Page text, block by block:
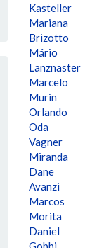
Kasteller
Mariana
Brizotto
Mário
Lanznaster
Marcelo
Murin
Orlando
Oda
Vagner
Miranda
Dane
Avanzi
Marcos
Morita
Daniel